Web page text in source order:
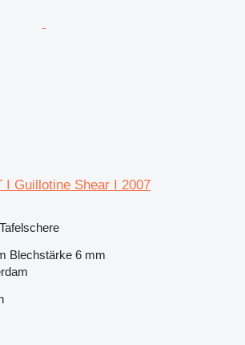
I Guillotine Shear I 2007
Blechstärke 6 mm